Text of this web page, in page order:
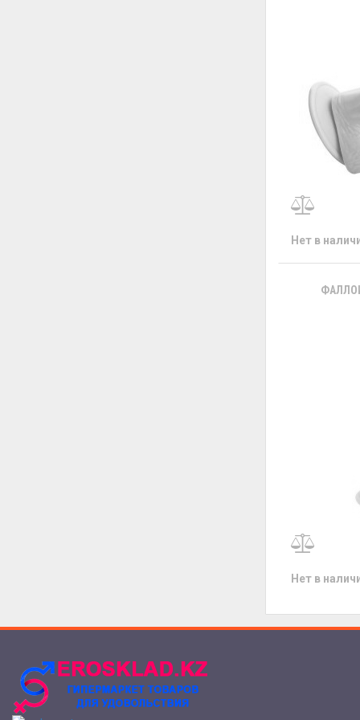
Нет в
Нет в